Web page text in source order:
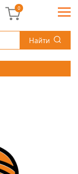
Найти
0